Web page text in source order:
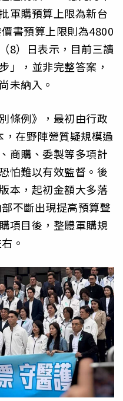
軍購預算上限為新台
書預算上限則為4800
8）日表示，目前三讀
」，並非完整答案，
未納入。
條例》，最初由行政
在野陣營質疑規模過
商購、委製等多項計
怕難以有效監督。後
本，起初金額大多落
不斷出現提高預算聲
項目後，整體軍購規
。